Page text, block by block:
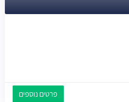
פרטים נוספים